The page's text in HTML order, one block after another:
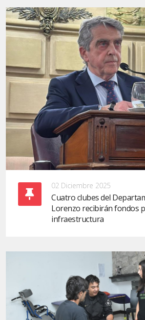
02 Diciembre 2025
Cuatro clubes del
Lorenzo recibirán fondos
infraestructura